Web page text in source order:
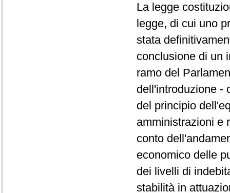
La legge
legge, di cui uno
stata
conclusione di un
ramo del
dell'introduzione -
del principio
amministrazioni e
conto
economico delle
dei livelli di
stabilità in